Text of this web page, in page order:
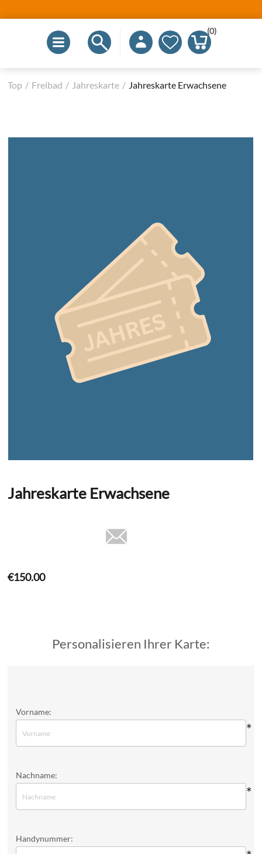
(0)
Top / Freibad / Jahreskarte / Jahreskarte Erwachsene
Jahreskarte Erwachsene
€150.00
Personalisieren Ihrer Karte:
Vorname:
*
Nachname:
*
Handynummer: